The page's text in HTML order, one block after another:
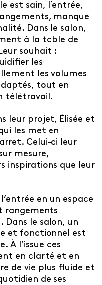
est sain, l’entrée,
manque
Dans le salon,
à la table de
souhait :
les
les volumes
tout en
télétravail.
leur projet, Élisée et
les met en
Celui-ci leur
mesure,
inspirations que leur
en un espace
rangements
Dans le salon, un
et fonctionnel est
À l’issue des
en clarté et en
de vie plus fluide et
de ses